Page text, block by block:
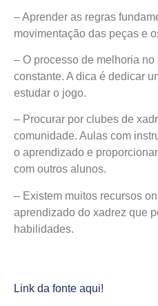
– Aprender as regras
movimentação das peças e
– O processo de melhoria
constante. A dica é dedicar
estudar o jogo.
– Procurar por clubes de
comunidade. Aulas com
o aprendizado e
com outros alunos.
– Existem muitos recursos
aprendizado do xadrez que
habilidades.
Link da fonte aqui!